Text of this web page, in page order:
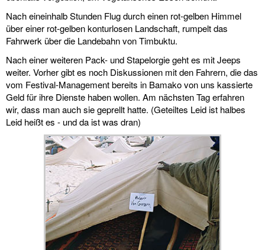
Nach eineinhalb Stunden Flug durch einen rot-gelben Himmel
über einer rot-gelben konturlosen Landschaft, rumpelt das
Fahrwerk über die Landebahn von Timbuktu.
Nach einer weiteren Pack- und Stapelorgie geht es mit Jeeps
weiter. Vorher gibt es noch Diskussionen mit den Fahrern, die das
vom Festival-Management bereits in Bamako von uns kassierte
Geld für ihre Dienste haben wollen. Am nächsten Tag erfahren
wir, dass man auch sie geprellt hatte. (Geteiltes Leid ist halbes
Leid heißt es - und da ist was dran)